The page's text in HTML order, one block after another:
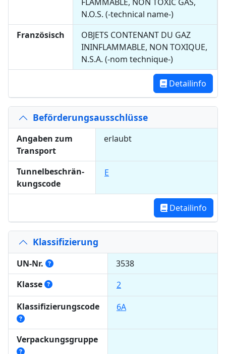
N.O.S. (-technical name-)
Französisch
OBJETS CONTENANT DU GAZ
ININFLAMMABLE, NON TOXIQUE,
N.S.A. (-nom technique-)
Detailinfo
Beförderungsausschlüsse
Angaben zum
Transport
erlaubt
Tun­nel­be­schrän­
kungs­code
E
Detailinfo
Klassifizierung
UN-Nr.
3538
Klasse
2
Klassifizierungscode
6A
Verpackungsgruppe